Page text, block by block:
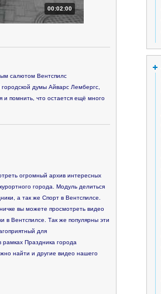
00:02:00
салютом Вентспилс
думы Айварс Лембергс,
и помнить, что остается ещё много
огромный архив интересных
города. Модуль делиться
а так же Спорт в Вентспилсе.
вы можете просмотреть видео
в Вентспилсе. Так же популярны эти
для
Праздника города
найти и другие видео нашего